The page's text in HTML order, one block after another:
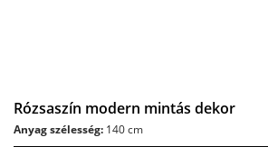
Rózsaszín modern mintás dekor
Anyag szélesség: 140 cm